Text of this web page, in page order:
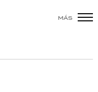
MÁS